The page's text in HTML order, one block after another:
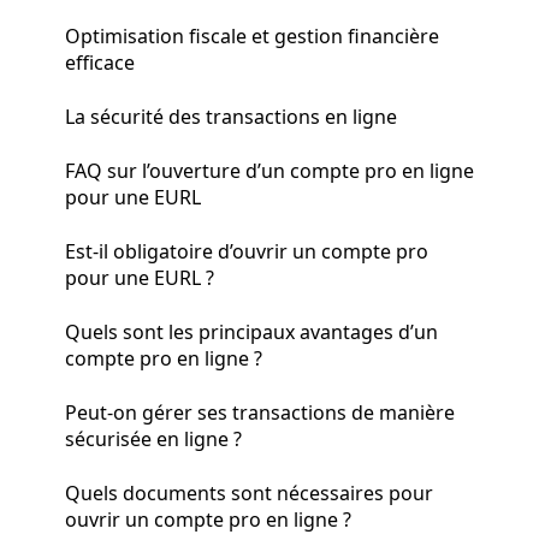
Optimisation fiscale et gestion financière
efficace
La sécurité des transactions en ligne
FAQ sur l’ouverture d’un compte pro en ligne
pour une EURL
Est-il obligatoire d’ouvrir un compte pro
pour une EURL ?
Quels sont les principaux avantages d’un
compte pro en ligne ?
Peut-on gérer ses transactions de manière
sécurisée en ligne ?
Quels documents sont nécessaires pour
ouvrir un compte pro en ligne ?